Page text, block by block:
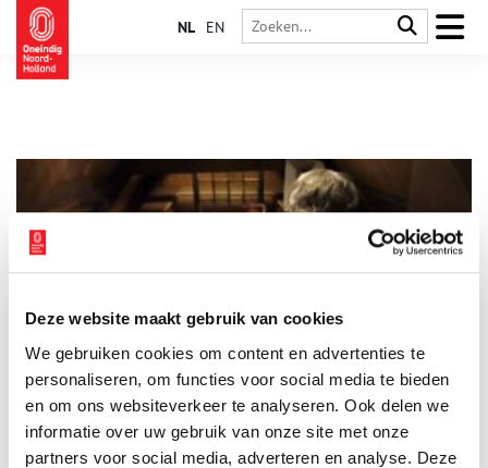
Deze website maakt gebruik van cookies
We gebruiken cookies om content en advertenties te
personaliseren, om functies voor social media te bieden
en om ons websiteverkeer te analyseren. Ook delen we
informatie over uw gebruik van onze site met onze
partners voor social media, adverteren en analyse. Deze
NL EN
Dit is het land van Leeghwater. De Rijp, ooit centrum van de
haringvisserij. Van hier vertrokken walvisvaarders. Schippers
kwamen aan uit Baltische havens. De Rijp bruiste van het
leven. Met stank, stof en lawaai.